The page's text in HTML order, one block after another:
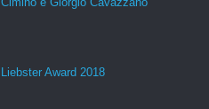
Liebster Award 2018